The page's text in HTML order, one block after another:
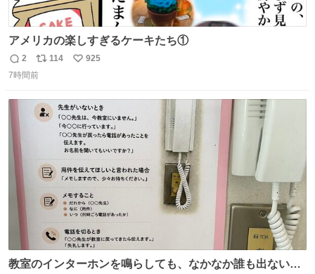
アメリカの楽しすぎるケーキたち①
返
信
2
リ
ポ
ト
数
114
い
数
925
7時間前
教室のインターホンを鳴らしても、なかなか誰も出ないこ